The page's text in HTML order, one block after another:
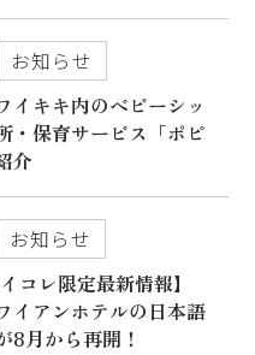
お知らせ
イキキ内のベビーシッ
・保育サービス「ポピ
介
お知らせ
コレ限定最新情報】
イアンホテルの日本語
8月から再開！
を検索
ゾート
ーコレクションリゾート
ィンリゾート&スパ
CLOSE